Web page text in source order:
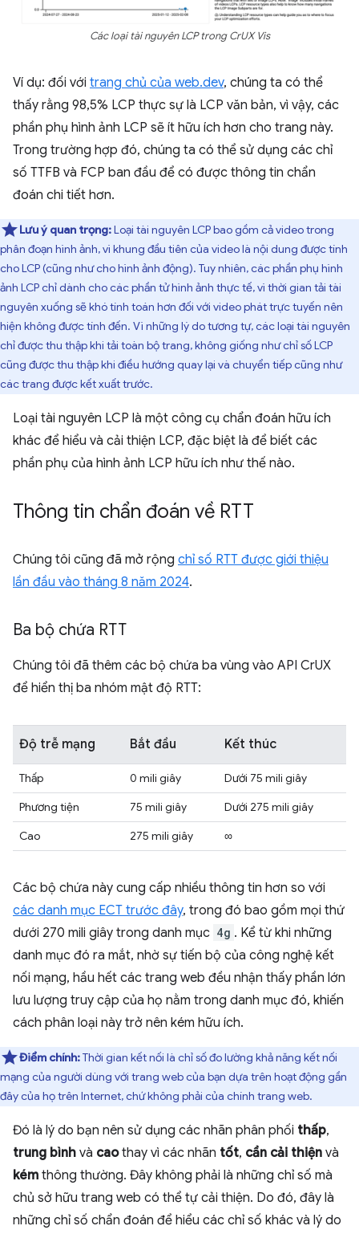
Các loại tài nguyên LCP trong CrUX Vis
Ví dụ: đối với trang chủ của web.dev, chúng ta có thể
thấy rằng 98,5% LCP thực sự là LCP văn bản, vì vậy, các
phần phụ hình ảnh LCP sẽ ít hữu ích hơn cho trang này.
Trong trường hợp đó, chúng ta có thể sử dụng các chỉ
số TTFB và FCP ban đầu để có được thông tin chẩn
đoán chi tiết hơn.
Lưu ý quan trọng:Loại tài nguyên LCP bao gồm cả video trong
phân đoạn hình ảnh, vì khung đầu tiên của video là nội dung được tính
cho LCP (cũng như cho hình ảnh động). Tuy nhiên, các phần phụ hình
ảnh LCP chỉ dành cho các phần tử hình ảnh thực tế, vì thời gian tải tài
nguyên xuống sẽ khó tính toán hơn đối với video phát trực tuyến nên
hiện không được tính đến. Vì những lý do tương tự, các loại tài nguyên
chỉ được thu thập khi tải toàn bộ trang, không giống như chỉ số LCP
cũng được thu thập khi điều hướng quay lại và chuyển tiếp cũng như
các trang được kết xuất trước.
Loại tài nguyên LCP là một công cụ chẩn đoán hữu ích
khác để hiểu và cải thiện LCP, đặc biệt là để biết các
phần phụ của hình ảnh LCP hữu ích như thế nào.
Thông tin chẩn đoán về RTT
Chúng tôi cũng đã mở rộng chỉ số RTT được giới thiệu
lần đầu vào tháng 8 năm 2024.
Ba bộ chứa RTT
Chúng tôi đã thêm các bộ chứa ba vùng vào API CrUX
để hiển thị ba nhóm mật độ RTT:
Độ trễ mạng Bắt đầu Kết thúc
Thấp 0 mili giây
Dưới 75 mili giây
Phương tiện
75 mili giây
Dưới 275 mili giây
Cao
275 mili giây ∞
Các bộ chứa này cung cấp nhiều thông tin hơn so với
các danh mục ECT trước đây, trong đó bao gồm mọi thứ
dưới 270 mili giây trong danh mục 4g . Kể từ khi những
danh mục đó ra mắt, nhờ sự tiến bộ của công nghệ kết
nối mạng, hầu hết các trang web đều nhận thấy phần lớn
lưu lượng truy cập của họ nằm trong danh mục đó, khiến
cách phân loại này trở nên kém hữu ích.
Điểm chính:Thời gian kết nối là chỉ số đo lường khả năng kết nối
mạng của người dùng với trang web của bạn dựa trên hoạt động gần
đây của họ trên Internet, chứ không phải của chính trang web.
Đó là lý do bạn nên sử dụng các nhãn phân phối thấp,
trung bình và caothay vì các nhãn tốt, cần cải thiện và
kém thông thường. Đây không phải là những chỉ số mà
chủ sở hữu trang web có thể tự cải thiện. Do đó, đây là
những chỉ số chẩn đoán để hiểu các chỉ số khác và lý do